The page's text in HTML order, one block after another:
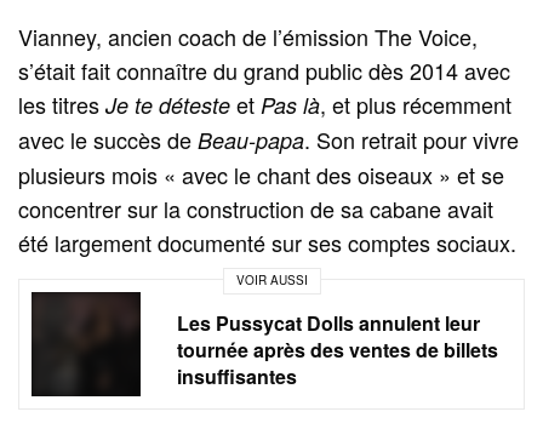
Vianney, ancien coach de l’émission The Voice,
s’était fait connaître du grand public dès 2014 avec
les titresJe te déteste et Pas là, et plus récemment
avec le succès deBeau-papa. Son retrait pour vivre
plusieurs mois « avec le chant des oiseaux » et se
concentrer sur la construction de sa cabane avait
été largement documenté sur ses comptes sociaux.
VOIR AUSSI
Les Pussycat Dolls annulent leur
tournée après des ventes de billets
insuffisantes